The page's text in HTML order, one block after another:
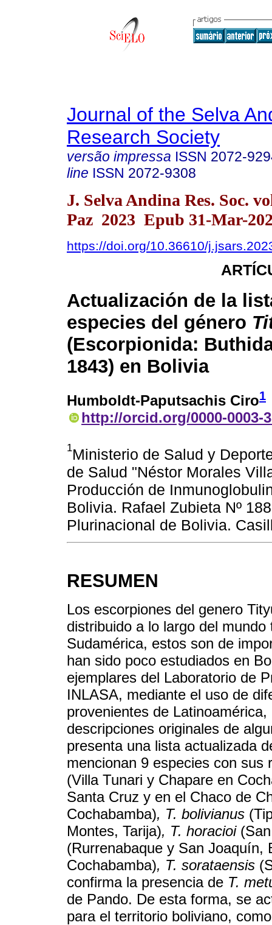
Journal of the Selva
Research Society
versão impressa ISSN 2072-
line ISSN 2072-9308
J. Selva Andina Res. Soc.
Paz 2023 Epub 31-Mar-
https://doi.org/10.36610/
Actualización de la
especies del género
(Escorpionida:
1843) en Bolivia
Humboldt-Paputsachis Ciro1
http://orcid.org/0000-0003-
1Ministerio de Salud y
de Salud "Néstor Morales
Producción de
Bolivia. Rafael Zubieta Nº
Plurinacional de Bolivia.
RESUMEN
Los escorpiones del genero
distribuido a lo largo del
Sudamérica, estos son de
han sido poco estudiados en
ejemplares del Laboratorio de
INLASA, mediante el uso de
provenientes de
descripciones originales de
presenta una lista actualizada
mencionan 9 especies con
(Villa Tunari y Chapare en
Santa Cruz y en el Chaco de
Cochabamba), T. bolivianus
Montes, Tarija), T. horacioi(San
(Rurrenabaque y San Joaquín,
Cochabamba), T. sorataensis
confirma la presencia de T.
de Pando. De esta forma, se
para el territorio boliviano,